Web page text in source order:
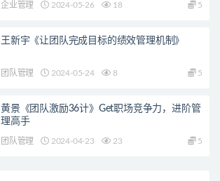
企业管理 2024-05-26 18 5
王新宇《让团队完成目标的绩效管理机制》
团队管理 2024-05-24 8 5
黄景《团队激励36计》Get职场竞争力，进阶管
理高手
团队管理 2024-04-23 23 5